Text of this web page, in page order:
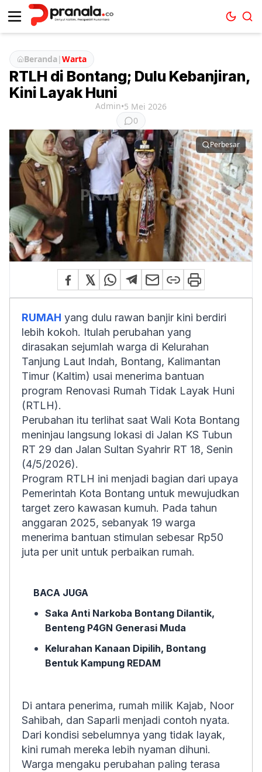
Beranda|Warta
RTLH di Bontang; Dulu Kebanjiran,
Kini Layak Huni
Admin•5 Mei 2026
0
Perbesar
RUMAH yang dulu rawan banjir kini berdiri
lebih kokoh. Itulah perubahan yang
dirasakan sejumlah warga di Kelurahan
Tanjung Laut Indah, Bontang, Kalimantan
Timur (Kaltim) usai menerima bantuan
program Renovasi Rumah Tidak Layak Huni
(RTLH).
Perubahan itu terlihat saat Wali Kota Bontang
meninjau langsung lokasi di Jalan KS Tubun
RT 29 dan Jalan Sultan Syahrir RT 18, Senin
(4/5/2026).
Program RTLH ini menjadi bagian dari upaya
Pemerintah Kota Bontang untuk mewujudkan
target zero kawasan kumuh. Pada tahun
anggaran 2025, sebanyak 19 warga
menerima bantuan stimulan sebesar Rp50
juta per unit untuk perbaikan rumah.
BACA JUGA
Saka Anti Narkoba Bontang Dilantik,
Benteng P4GN Generasi Muda
Kelurahan Kanaan Dipilih, Bontang
Bentuk Kampung REDAM
Di antara penerima, rumah milik Kajab, Noor
Sahibah, dan Saparli menjadi contoh nyata.
Dari kondisi sebelumnya yang tidak layak,
kini rumah mereka lebih nyaman dihuni.
Warga mengaku perubahan paling terasa